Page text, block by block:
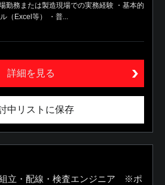
勤務または製造現場での実務経験 ・基本的
（Excel等） ・普...
詳細を見る
中リストに保存
組立・配線・検査エンジニア ※ポ